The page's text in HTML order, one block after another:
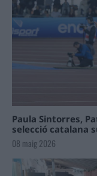
Paula Sintorres,
selecció catalana
08 maig 2026